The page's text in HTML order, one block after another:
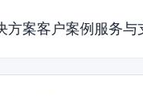
方案客户案例 服务与